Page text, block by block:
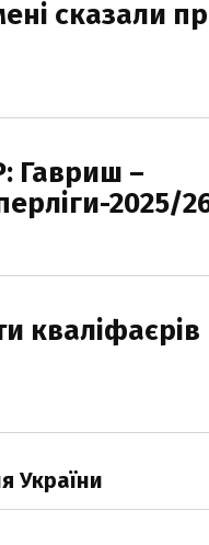
сказали
Гавриш –
2025/
кваліфаєрів
України